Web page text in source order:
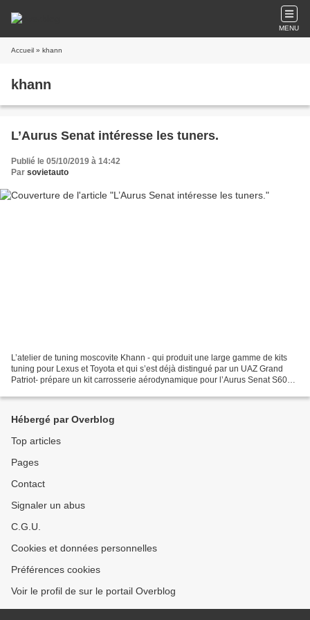
MENU
Accueil » khann
khann
L’Aurus Senat intéresse les tuners.
Publié le 05/10/2019 à 14:42
Par sovietauto
L’atelier de tuning moscovite Khann - qui produit une large gamme de kits
tuning pour Lexus et Toyota et qui s’est déjà distingué par un UAZ Grand
Patriot- prépare un kit carrosserie aérodynamique pour l’Aurus Senat S600.
Hébergé par Overblog
Top articles
Pages
Contact
Signaler un abus
C.G.U.
Cookies et données personnelles
Préférences cookies
Voir le profil de sur le portail Overblog